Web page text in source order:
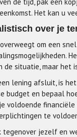
Het kan u
over je
om een
de situatie, maar het
lening afsluit, is
budget en bepaal
voldoende
te
tegenover jezelf en